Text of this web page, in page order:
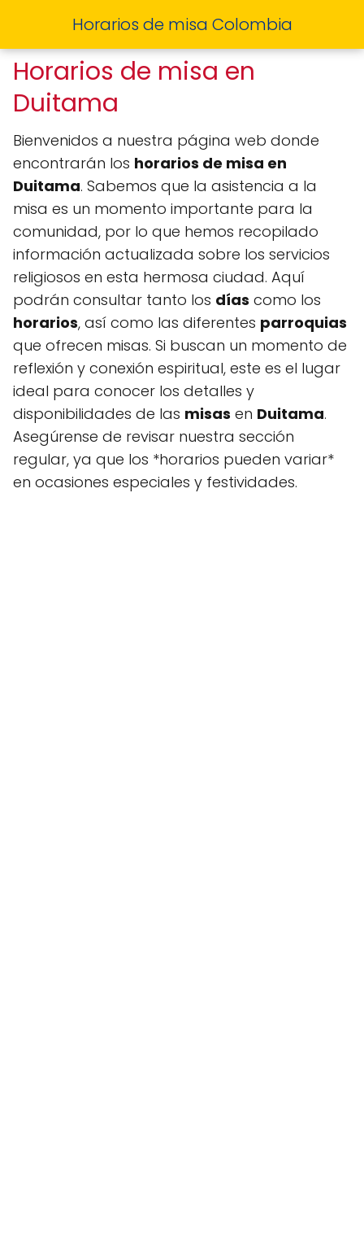
Horarios de misa Colombia
Horarios de misa en
Duitama
Bienvenidos a nuestra página web donde
encontrarán los horarios de misa en
Duitama. Sabemos que la asistencia a la
misa es un momento importante para la
comunidad, por lo que hemos recopilado
información actualizada sobre los servicios
religiosos en esta hermosa ciudad. Aquí
podrán consultar tanto los días como los
horarios, así como las diferentes parroquias
que ofrecen misas. Si buscan un momento de
reflexión y conexión espiritual, este es el lugar
ideal para conocer los detalles y
disponibilidades de las misas en Duitama.
Asegúrense de revisar nuestra sección
regular, ya que los *horarios pueden variar*
en ocasiones especiales y festividades.